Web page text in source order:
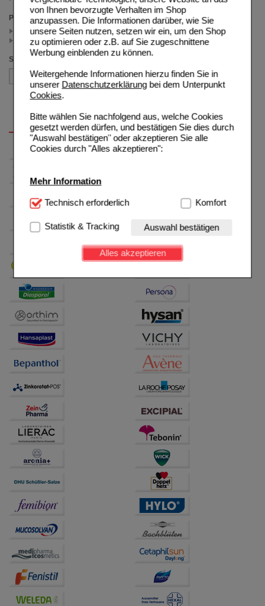
von Ihnen bevorzugte Verhalten im Shop
anzupassen. Die Informationen darüber, wie Sie
unsere Seiten nutzen, setzen wir ein, um den Shop
zu optimieren oder z.B. auf Sie zugeschnittene
Werbung einblenden zu können.
Weitergehende Informationen hierzu finden Sie in
unserer Datenschutzerklärungbei dem Unterpunkt
Cookies.
Bitte wählen Sie nachfolgend aus, welche Cookies
gesetzt werden dürfen, und bestätigen Sie dies durch
"Auswahl bestätigen" oder akzeptieren Sie alle
Cookies durch "Alles akzeptieren":
Mehr Information
Technisch Notwendig:Hierbei handelt es sich um
Website notwendig sind (z.B. Navigation, Warenkorb,
Kundenkonto), weshalb auf diese nicht verzichtet
werden kann.
Einkaufserlebnis noch ansprechender zu gestalten,
beispielsweise für die Wiedererkennung des
Besuchers oder unsere Seite an bevorzugte
Verhaltensweisen (z.B. Spracheinstellung)
anzupassen. Komfort-Cookies ermöglichen es uns
auch auf Ihre Bedürfnisse zugeschrittene Inhalte
anzuzeigen und unser Partnerprogramm zu
Hierüber lassen sich
Informationen über die Art und Weise der Nutzung
unserer Website sammeln, mit deren Hilfe wir unsere
Website weiter für Sie optimieren können, den Inhalt
auf unserer Website aber auch die Werbung auf
Drittseiten möglichst relevant für Sie zu gestalten.
Bitte beachten Sie, dass Daten hierfür teilweise an
Dritte wie z.B. Google oder soziale Medien
übertragen werden.
Technisch erforderlich Komfort
Statistik & Tracking Auswahl bestätigen
Alles akzeptieren
Preis
< 5.00 (1)
>= 5.00 (1)
Sortieren nach